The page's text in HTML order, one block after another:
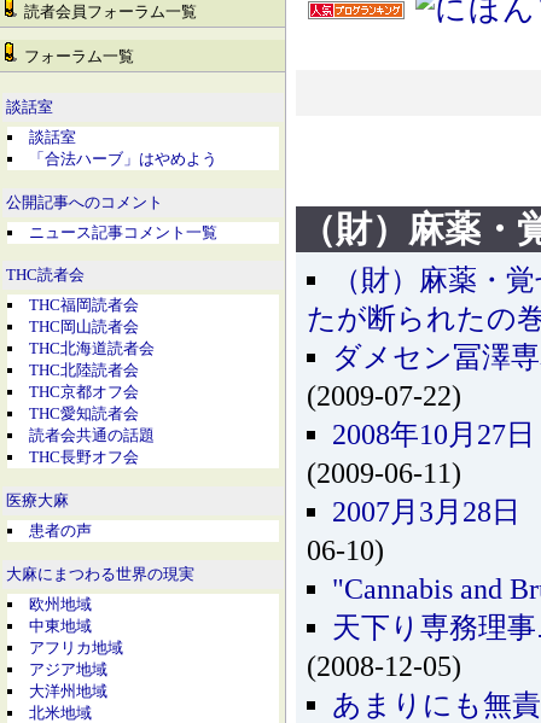
読者会員フォーラム一覧
フォーラム一覧
談話室
談話室
「合法ハーブ」はやめよう
公開記事へのコメント
ニュース記事コメント一覧
THC読者会
THC福岡読者会
THC岡山読者会
THC北海道読者会
THC北陸読者会
THC京都オフ会
THC愛知読者会
読者会共通の話題
THC長野オフ会
医療大麻
患者の声
大麻にまつわる世界の現実
欧州地域
中東地域
アフリカ地域
アジア地域
大洋州地域
北米地域
（財）麻薬
（財）麻薬・
たが断られたの
ダメセン冨澤
(2009-07-22)
2008年10月27
(2009-06-11)
2007月3月28
06-10)
"Cannabis and
天下り専務理
(2008-12-05)
あまりにも無